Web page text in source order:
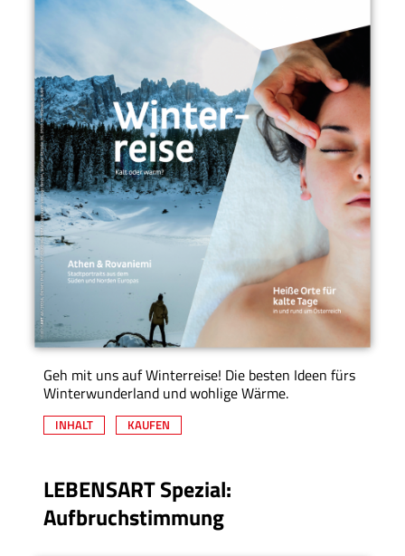
Geh mit uns auf Winterreise! Die besten Ideen fürs
Winterwunderland und wohlige Wärme.
INHALT KAUFEN
LEBENSART Spezial:
Aufbruchstimmung